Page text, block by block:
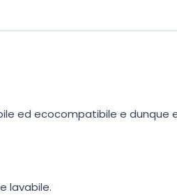
ed ecocompatibile e dunque
lavabile.